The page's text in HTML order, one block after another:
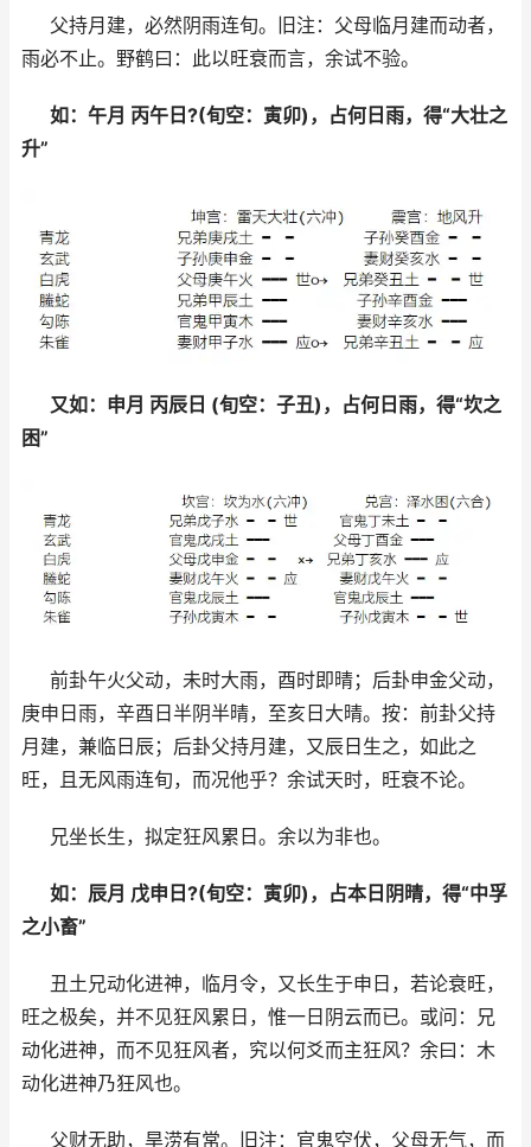
父持月建，必然阴雨连旬。旧注：父母临月建而动者，
雨必不止。野鹤曰：此以旺衰而言，余试不验。
如：午月 丙午日?(旬空：寅卯)，占何日雨，得“大壮之
升”
又如：申月 丙辰日 (旬空：子丑)，占何日雨，得“坎之
困”
前卦午火父动，未时大雨，酉时即晴；后卦申金父动，
庚申日雨，辛酉日半阴半晴，至亥日大晴。按：前卦父持
月建，兼临日辰；后卦父持月建，又辰日生之，如此之
旺，且无风雨连旬，而况他乎？余试天时，旺衰不论。
兄坐长生，拟定狂风累日。余以为非也。
如：辰月 戊申日?(旬空：寅卯)，占本日阴晴，得“中孚
之小畜”
丑土兄动化进神，临月令，又长生于申日，若论衰旺，
旺之极矣，并不见狂风累日，惟一日阴云而已。或问：兄
动化进神，而不见狂风者，究以何爻而主狂风？余曰：木
动化进神乃狂风也。
父财无助，旱涝有常。旧注：官鬼空伏，父母无气，而